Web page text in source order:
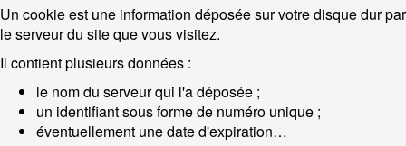
Un cookie est une information déposée sur votre disque dur par
le serveur du site que vous visitez.
Il contient plusieurs données :
le nom du serveur qui l'a déposée ;
un identifiant sous forme de numéro unique ;
éventuellement une date d'expiration…